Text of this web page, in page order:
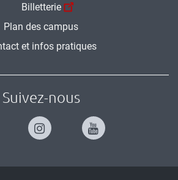
Billetterie
Plan des campus
et infos pratiques
Suivez-nous